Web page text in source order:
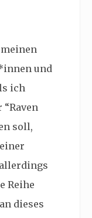
und
ich
soll,
Reihe
dieses